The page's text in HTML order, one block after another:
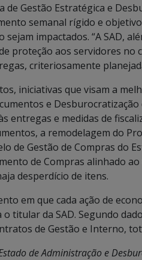
de Gestão Estratégica e
semanal rígido e
sejam impactados. “A SAD,
proteção aos servidores no
criteriosamente
iniciativas que visam a
e Desburocratização
entregas e medidas de
a remodelagem do
de Gestão de Compras do
de Compras alinhado
desperdício de itens.
em que cada ação de
titular da SAD. Segundo
de Gestão e Interno,
de Administração e